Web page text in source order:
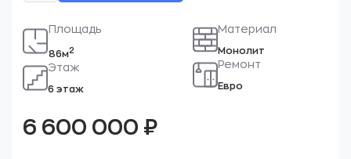
Площадь
86м2
Этаж
6 этаж
Материал
Монолит
Ремонт
Евро
6 600 000 ₽